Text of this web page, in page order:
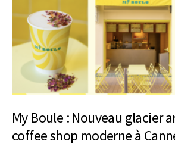
My Boule : Nouveau glacier
coffee shop moderne à